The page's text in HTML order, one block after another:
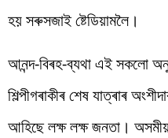
হয় সৰুসজাই ষ্টেডিয়ামলৈ।
আনন্দ-বিৰহ-ব্যথা এই সকলো
শিল্পীগৰাকীৰ শেষ যাত্ৰাৰ
আহিছে লক্ষ লক্ষ জনতা।